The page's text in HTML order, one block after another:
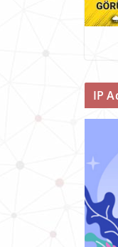
IP